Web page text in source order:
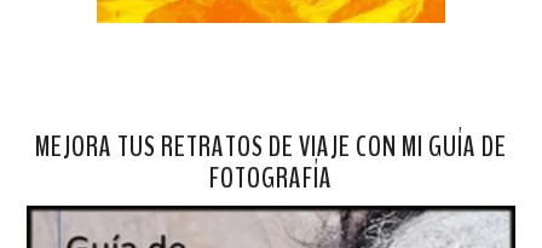
MEJORA TUS RETRATOS DE VIAJE CON MI GUÍA DE
FOTOGRAFÍA